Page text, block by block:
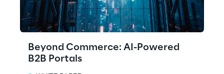
Beyond Commerce: AI-Powered
B2B Portals